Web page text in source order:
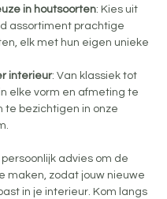
in houtsoorten: Kies uit
assortiment prachtige
elk met hun eigen unieke
interieur: Van klassiek tot
elke vorm en afmeting te
te bezichtigen in onze
persoonlijk advies om de
maken, zodat jouw nieuwe
in je interieur. Kom langs